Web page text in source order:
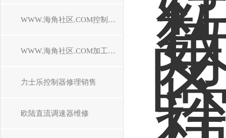
WWW.海角社区.COM控制器维修
WWW.海角社区.COM加工中心维修
力士乐控制器修理销售
欧陆直流调速器维修